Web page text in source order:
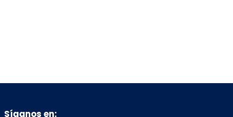
Síganos en: